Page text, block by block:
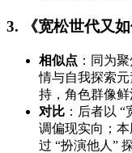
3. 《宽松世代又如
相似点 ：同为
情与自我探索
持，角色群像鲜
对比 ：后者以
调偏现实向；
过 “扮演他人”